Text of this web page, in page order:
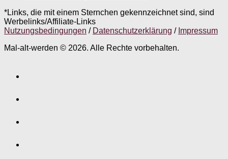
*Links, die mit einem Sternchen gekennzeichnet sind, sind
Werbelinks/Affiliate-Links
Nutzungsbedingungen / Datenschutzerklärung / Impressum
Mal-alt-werden © 2026. Alle Rechte vorbehalten.